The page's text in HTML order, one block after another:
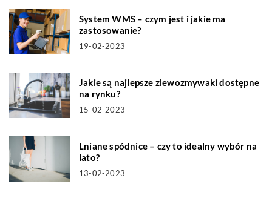
System WMS – czym jest i jakie ma
zastosowanie?
19-02-2023
Jakie są najlepsze zlewozmywaki dostępne
na rynku?
15-02-2023
Lniane spódnice – czy to idealny wybór na
lato?
13-02-2023